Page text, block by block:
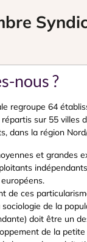
nous ?
regroupe 64
sur 55 villes
dans la région
et grandes
de ces
sociologie de la
doit être un
de la